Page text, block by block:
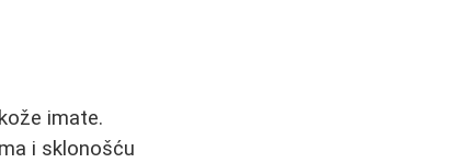
imate.
i sklonošću